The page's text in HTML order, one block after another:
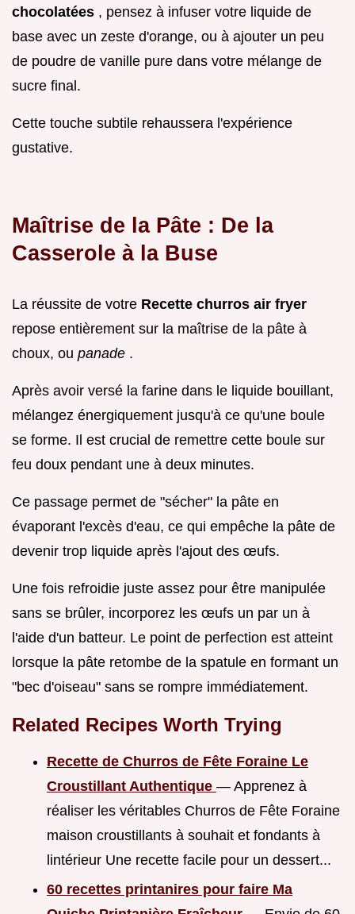
chocolatées , pensez à infuser votre liquide de
base avec un zeste d'orange, ou à ajouter un peu
de poudre de vanille pure dans votre mélange de
sucre final.
Cette touche subtile rehaussera l'expérience
gustative.
Maîtrise de la Pâte : De la
Casserole à la Buse
La réussite de votre Recette churros air fryer
repose entièrement sur la maîtrise de la pâte à
choux, ou panade .
Après avoir versé la farine dans le liquide bouillant,
mélangez énergiquement jusqu'à ce qu'une boule
se forme. Il est crucial de remettre cette boule sur
feu doux pendant une à deux minutes.
Ce passage permet de "sécher" la pâte en
évaporant l'excès d'eau, ce qui empêche la pâte de
devenir trop liquide après l'ajout des œufs.
Une fois refroidie juste assez pour être manipulée
sans se brûler, incorporez les œufs un par un à
l'aide d'un batteur. Le point de perfection est atteint
lorsque la pâte retombe de la spatule en formant un
"bec d'oiseau" sans se rompre immédiatement.
Related Recipes Worth Trying
Recette de Churros de Fête Foraine Le
Croustillant Authentique — Apprenez à
réaliser les véritables Churros de Fête Foraine
maison croustillants à souhait et fondants à
lintérieur Une recette facile pour un dessert...
60 recettes printanires pour faire Ma